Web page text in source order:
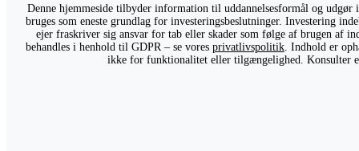
Denne hjemmeside tilbyder information til uddannelsesformål og
bruges som eneste grundlag for investeringsbeslutninger. Investering
ejer fraskriver sig ansvar for tab eller skader som følge af brugen af
behandles i henhold til GDPR – se vores privatlivspolitik. Indhold er
ikke for funktionalitet eller tilgængelighed. Konsulter